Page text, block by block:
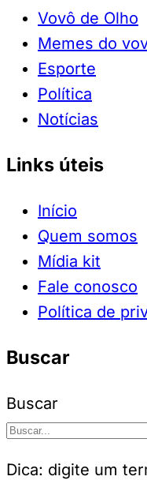
Vovô de Olho
Memes do
Esporte
Política
Notícias
Links úteis
Início
Quem somos
Mídia kit
Fale conosco
Política de
Buscar
Buscar
Dica: digite um